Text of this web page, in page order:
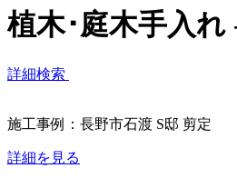
植木･庭木手入れ
詳細検索
施工事例：長野市石渡 S邸 剪定
詳細を見る